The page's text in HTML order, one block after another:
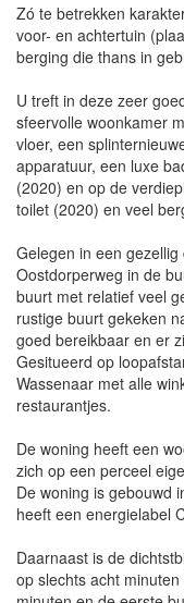
Zó te betrekken
voor- en achtertuin
berging die thans in
U treft in deze zeer
sfeervolle woonkamer
vloer, een
apparatuur, een luxe
(2020) en op de
toilet (2020) en veel
Gelegen in een
Oostdorperweg in de
buurt met relatief veel
rustige buurt gekeken
goed bereikbaar en er
Gesitueerd op
Wassenaar met alle
restaurantjes.
De woning heeft een
zich op een perceel
De woning is gebouwd
heeft een energielabel
Daarnaast is de
op slechts acht